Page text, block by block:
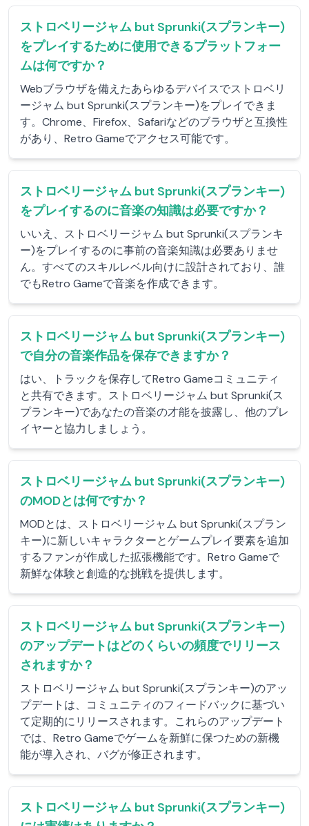
ストロベリージャム but Sprunki(スプランキー)
をプレイするために使用できるプラットフォー
ムは何ですか？
Webブラウザを備えたあらゆるデバイスでストロベリ
ージャム but Sprunki(スプランキー)をプレイできま
す。Chrome、Firefox、Safariなどのブラウザと互換性
があり、Retro Gameでアクセス可能です。
ストロベリージャム but Sprunki(スプランキー)
をプレイするのに音楽の知識は必要ですか？
いいえ、ストロベリージャム but Sprunki(スプランキ
ー)をプレイするのに事前の音楽知識は必要ありませ
ん。すべてのスキルレベル向けに設計されており、誰
でもRetro Gameで音楽を作成できます。
ストロベリージャム but Sprunki(スプランキー)
で自分の音楽作品を保存できますか？
はい、トラックを保存してRetro Gameコミュニティ
と共有できます。ストロベリージャム but Sprunki(ス
プランキー)であなたの音楽の才能を披露し、他のプレ
イヤーと協力しましょう。
ストロベリージャム but Sprunki(スプランキー)
のMODとは何ですか？
MODとは、ストロベリージャム but Sprunki(スプラン
キー)に新しいキャラクターとゲームプレイ要素を追加
するファンが作成した拡張機能です。Retro Gameで
新鮮な体験と創造的な挑戦を提供します。
ストロベリージャム but Sprunki(スプランキー)
のアップデートはどのくらいの頻度でリリース
されますか？
ストロベリージャム but Sprunki(スプランキー)のアッ
プデートは、コミュニティのフィードバックに基づい
て定期的にリリースされます。これらのアップデート
では、Retro Gameでゲームを新鮮に保つための新機
能が導入され、バグが修正されます。
ストロベリージャム but Sprunki(スプランキー)